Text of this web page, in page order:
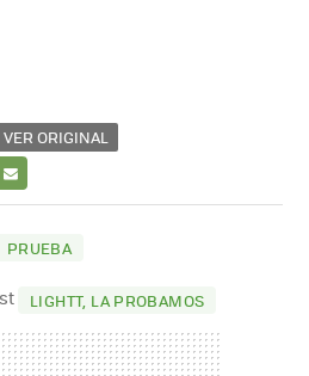
VER ORIGINAL
E-
MAIL
PRUEBA
LIGHTT, LA PROBAMOS